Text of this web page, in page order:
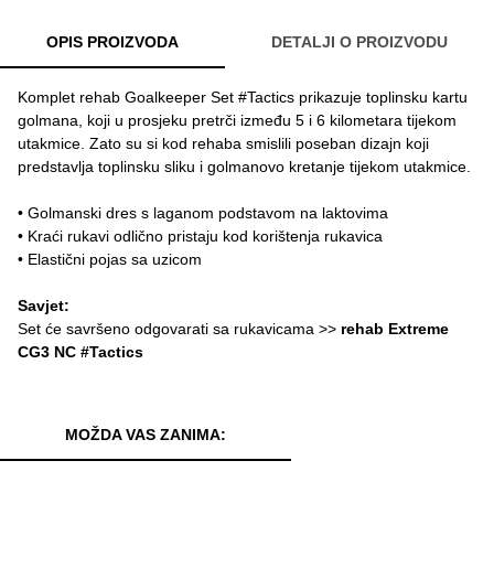
OPIS PROIZVODA DETALJI O PROIZVODU
Komplet rehab Goalkeeper Set #Tactics prikazuje toplinsku kartu
golmana, koji u prosjeku pretrči između 5 i 6 kilometara tijekom
utakmice. Zato su si kod rehaba smislili poseban dizajn koji
predstavlja toplinsku sliku i golmanovo kretanje tijekom utakmice.
• Golmanski dres s laganom podstavom na laktovima
• Kraći rukavi odlično pristaju kod korištenja rukavica
• Elastični pojas sa uzicom
Savjet:
Set će savršeno odgovarati sa rukavicama >> rehab Extreme
CG3 NC #Tactics
MOŽDA VAS ZANIMA: